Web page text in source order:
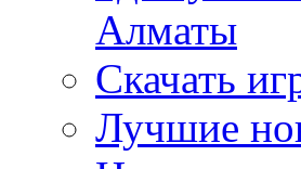
Алматы
Скачать
Лучшие